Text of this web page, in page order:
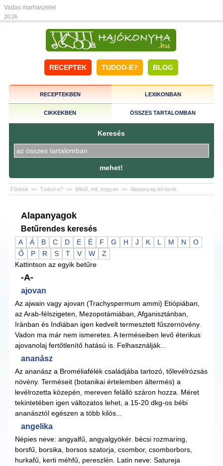
Vadas marhaszelet
20:26
RECEPTEK TUDOD-E? BLOG
RECEPTEKBEN LEXIKONBAN
CIKKEKBEN ÖSSZES TARTALOMBAN
Keresés
mehet!
Főoldal >> Tudod-e? >> Miből, mit, hogyan >> Alapanyag leírások
Alapanyagok
Betűrendes keresés
A Á B C D E É F G H J K L M N
O
Ő
P R S T V W
Z
Kattintson az egyik betűre
-A-
ajovan
Az ajwain vagy ajovan (Trachyspermum ammi) Etiópiában,
az Arab-félszigeten, Mezopotámiában, Afganisztánban,
Iránban és Indiában igen kedvelt termesztett fűszernövény.
Vadon ma már nem ismeretes. A terméseiben levő éterikus
ajovanolaj fertőtlenítő hatású is. Felhasználják...
ananász
Az ananász a Broméliafélék családjába tartozó, tőlevélrózsás
növény. Terméseit (botanikai értelemben áltermés) a
levélrozetta közepén, mereven felálló száron hozza. Méret
tekintetében igen változatos lehet, a 15-20 dkg-os bébi
ananásztól egészen a több kilós...
angelika
Népies neve: angyalfű, angyalgyökér. bécsi rozmaring,
borsfű, borsika, borsos szatorja, csombor, csomborbors,
hurkafű, kerti méhfű, pereszlén. Latin neve: Satureja